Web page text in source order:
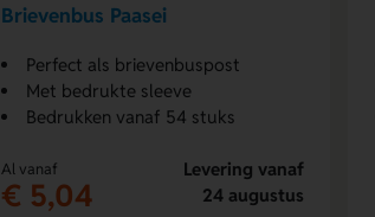
Brievenbus Paasei
Perfect als brievenbuspost
Met bedrukte sleeve
Bedrukken vanaf 54 stuks
Al vanaf
€ 5,04
Levering vanaf
24 augustus